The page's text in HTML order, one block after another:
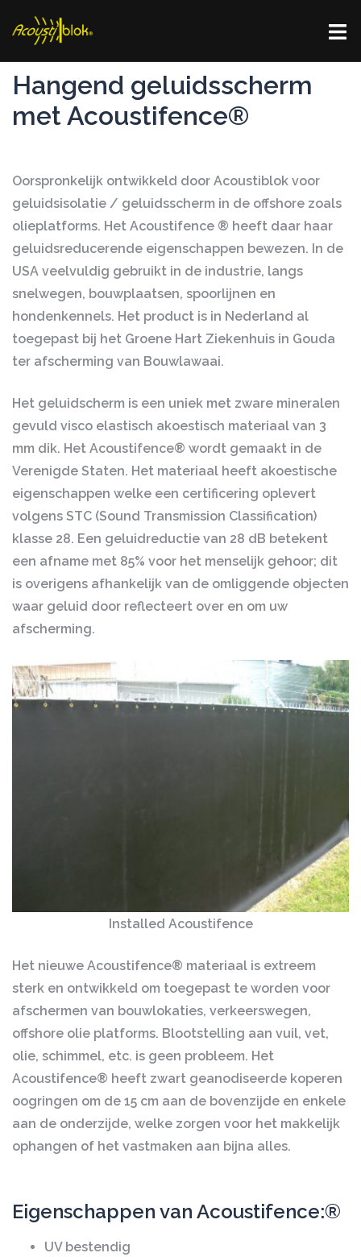
to
Hangend geluidsscherm
met Acoustifence®
Oorspronkelijk ontwikkeld door Acoustiblok voor
geluidsisolatie / geluidsscherm in de offshore zoals
olieplatforms. Het Acoustifence ® heeft daar haar
geluidsreducerende eigenschappen bewezen. In de
USA veelvuldig gebruikt in de industrie, langs
snelwegen, bouwplaatsen, spoorlijnen en
hondenkennels. Het product is in Nederland al
toegepast bij het Groene Hart Ziekenhuis in Gouda
ter afscherming van Bouwlawaai.
Het geluidscherm is een uniek met zware mineralen
gevuld visco elastisch akoestisch materiaal van 3
mm dik. Het Acoustifence® wordt gemaakt in de
Verenigde Staten. Het materiaal heeft akoestische
eigenschappen welke een certificering oplevert
volgens STC (Sound Transmission Classification)
klasse 28. Een geluidreductie van 28 dB betekent
een afname met 85% voor het menselijk gehoor; dit
is overigens afhankelijk van de omliggende objecten
waar geluid door reflecteert over en om uw
afscherming.
Installed Acoustifence
Het nieuwe Acoustifence® materiaal is extreem
sterk en ontwikkeld om toegepast te worden voor
afschermen van bouwlokaties, verkeerswegen,
offshore olie platforms. Blootstelling aan vuil, vet,
olie, schimmel, etc. is geen probleem. Het
Acoustifence® heeft zwart geanodiseerde koperen
oogringen om de 15 cm aan de bovenzijde en enkele
aan de onderzijde, welke zorgen voor het makkelijk
ophangen of het vastmaken aan bijna alles.
Eigenschappen van Acoustifence:®
UV bestendig